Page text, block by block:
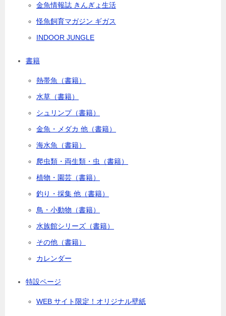
金魚情報誌 きんぎょ生活
怪魚飼育マガジン ギガス
INDOOR JUNGLE
書籍
熱帯魚（書籍）
水草（書籍）
シュリンプ（書籍）
金魚・メダカ 他（書籍）
海水魚（書籍）
爬虫類・両生類・虫（書籍）
植物・園芸（書籍）
釣り・採集 他（書籍）
鳥・小動物（書籍）
水族館シリーズ（書籍）
その他（書籍）
カレンダー
特設ページ
WEB サイト限定！オリジナル壁紙